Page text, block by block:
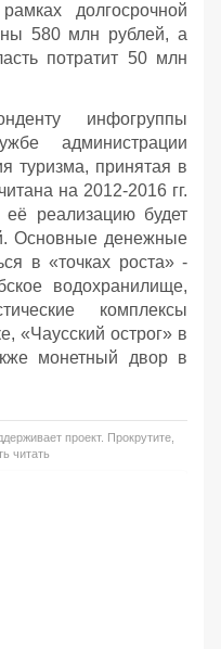
долгосрочной
580 млн рублей, а
потратит 50 млн
инфогруппы
администрации
туризма, принятая в
на 2012-2016 гг.
реализацию будет
Основные денежные
в «точках роста» -
водохранилище,
комплексы
«Чаусский острог» в
монетный двор в
проект. Прокрутите,
читать